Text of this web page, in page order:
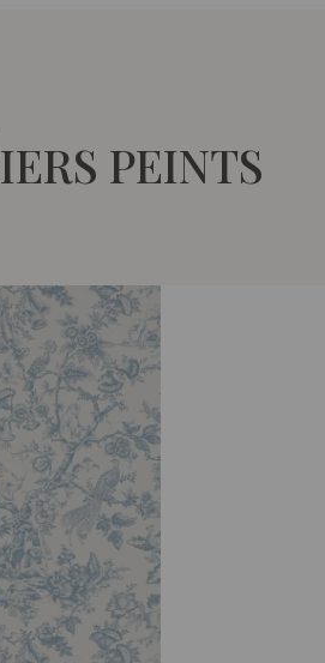
PEINTS